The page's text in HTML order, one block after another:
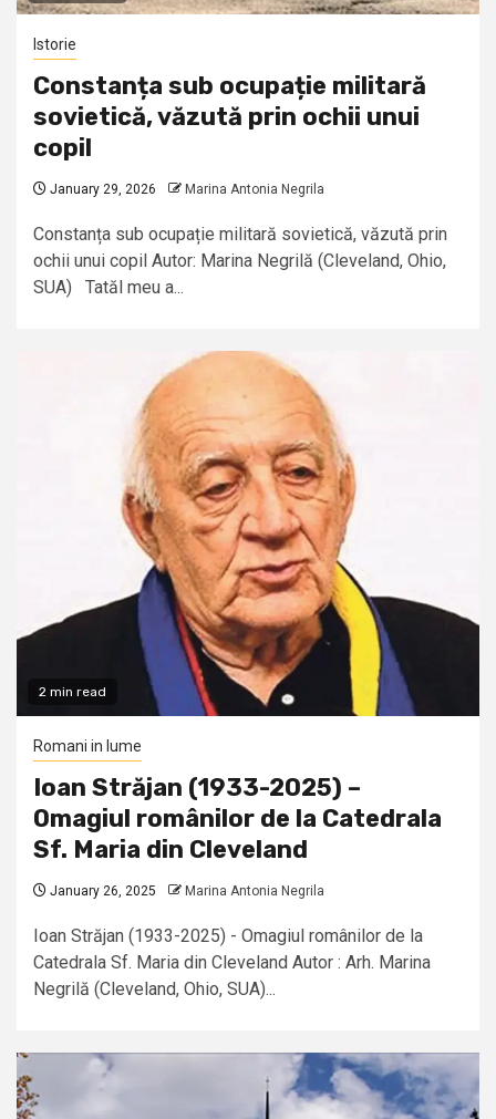
Istorie
Constanța sub ocupație militară
sovietică, văzută prin ochii unui
copil
January 29, 2026 Marina Antonia Negrila
Constanța sub ocupație militară sovietică, văzută prin
ochii unui copil Autor: Marina Negrilă (Cleveland, Ohio,
SUA) Tatăl meu a...
2 min read
Romani in lume
Ioan Străjan (1933-2025) –
Omagiul românilor de la Catedrala
Sf. Maria din Cleveland
January 26, 2025 Marina Antonia Negrila
Ioan Străjan (1933-2025) - Omagiul românilor de la
Catedrala Sf. Maria din Cleveland Autor : Arh. Marina
Negrilă (Cleveland, Ohio, SUA)...